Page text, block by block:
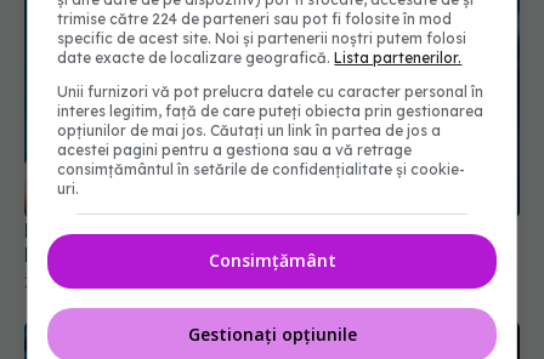
FDA respinge proiectul unui vaccin antigripal pe
bază de ARN mesager
12 feb 2026, 09:52
trimise către 224 de parteneri sau pot fi folosite în mod
specific de acest site. Noi și partenerii noștri putem folosi
date exacte de localizare geografică.Lista partenerilor.
Unii furnizori vă pot prelucra datele cu caracter personal în
interes legitim, față de care puteți obiecta prin gestionarea
opțiunilor de mai jos. Căutați un link în partea de jos a
acestei pagini pentru a gestiona sau a vă retrage
consimțământul în setările de confidențialitate și cookie-
uri.
Consimțământ
Gestionați opțiunile